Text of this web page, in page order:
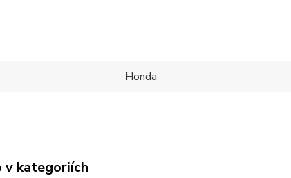
Honda
v kategoriích